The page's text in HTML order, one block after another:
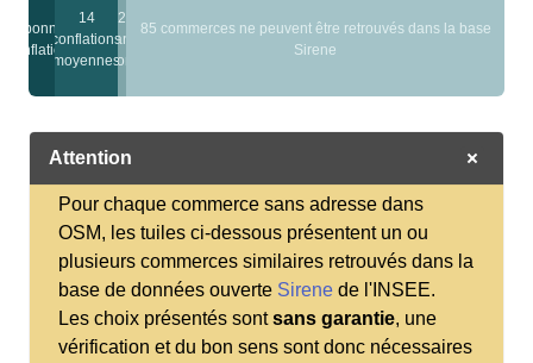
6 bonnes
conflations
14
conflations
moyennes
2
sans
nom
85 commerces ne peuvent être retrouvés dans la base
Sirene
Attention
Pour chaque commerce sans adresse dans
OSM, les tuiles ci-dessous présentent un ou
plusieurs commerces similaires retrouvés dans la
base de données ouverte Sirene de l'INSEE.
Les choix présentés sontsans garantie, une
vérification et du bon sens sont donc nécessaires